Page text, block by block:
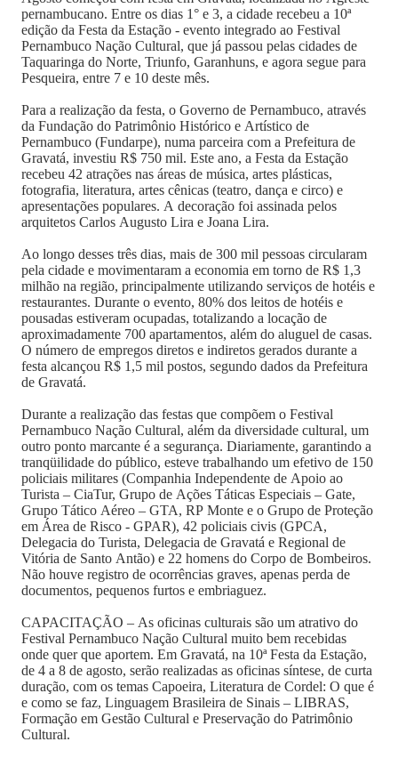
pernambucano. Entre os dias 1° e 3, a cidade recebeu a 10ª
edição da Festa da Estação - evento integrado ao Festival
Pernambuco Nação Cultural, que já passou pelas cidades de
Taquaringa do Norte, Triunfo, Garanhuns, e agora segue para
Pesqueira, entre 7 e 10 deste mês.
Para a realização da festa, o Governo de Pernambuco, através
da Fundação do Patrimônio Histórico e Artístico de
Pernambuco (Fundarpe), numa parceira com a Prefeitura de
Gravatá, investiu R$ 750 mil. Este ano, a Festa da Estação
recebeu 42 atrações nas áreas de música, artes plásticas,
fotografia, literatura, artes cênicas (teatro, dança e circo) e
apresentações populares. A decoração foi assinada pelos
arquitetos Carlos Augusto Lira e Joana Lira.
Ao longo desses três dias, mais de 300 mil pessoas circularam
pela cidade e movimentaram a economia em torno de R$ 1,3
milhão na região, principalmente utilizando serviços de hotéis e
restaurantes. Durante o evento, 80% dos leitos de hotéis e
pousadas estiveram ocupadas, totalizando a locação de
aproximadamente 700 apartamentos, além do aluguel de casas.
O número de empregos diretos e indiretos gerados durante a
festa alcançou R$ 1,5 mil postos, segundo dados da Prefeitura
de Gravatá.
Durante a realização das festas que compõem o Festival
Pernambuco Nação Cultural, além da diversidade cultural, um
outro ponto marcante é a segurança. Diariamente, garantindo a
tranqüilidade do público, esteve trabalhando um efetivo de 150
policiais militares (Companhia Independente de Apoio ao
Turista – CiaTur, Grupo de Ações Táticas Especiais – Gate,
Grupo Tático Aéreo – GTA, RP Monte e o Grupo de Proteção
em Área de Risco - GPAR), 42 policiais civis (GPCA,
Delegacia do Turista, Delegacia de Gravatá e Regional de
Vitória de Santo Antão) e 22 homens do Corpo de Bombeiros.
Não houve registro de ocorrências graves, apenas perda de
documentos, pequenos furtos e embriaguez.
CAPACITAÇÃO – As oficinas culturais são um atrativo do
Festival Pernambuco Nação Cultural muito bem recebidas
onde quer que aportem. Em Gravatá, na 10ª Festa da Estação,
de 4 a 8 de agosto, serão realizadas as oficinas síntese, de curta
duração, com os temas Capoeira, Literatura de Cordel: O que é
e como se faz, Linguagem Brasileira de Sinais – LIBRAS,
Formação em Gestão Cultural e Preservação do Patrimônio
Cultural.